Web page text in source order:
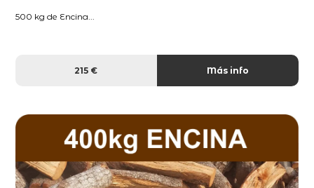
500 kg de Encina...
215 € Más info